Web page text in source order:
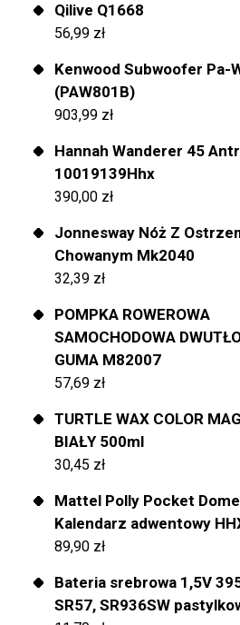
Qilive Q1668
56,99 zł
Kenwood Subwoofer Pa-
(PAW801B)
903,99 zł
Hannah Wanderer 45
10019139Hhx
390,00 zł
Jonnesway Nóż Z
Chowanym Mk2040
32,39 zł
POMPKA ROWEROWA
SAMOCHODOWA
GUMA M82007
57,69 zł
TURTLE WAX COLOR
BIAŁY 500ml
30,45 zł
Mattel Polly Pocket
Kalendarz adwentowy
89,90 zł
Bateria srebrowa 1,5V
SR57, SR936SW